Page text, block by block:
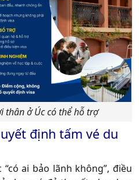
thân ở Úc có thể hỗ trợ
định tấm vé du
ai bảo lãnh không”, điều